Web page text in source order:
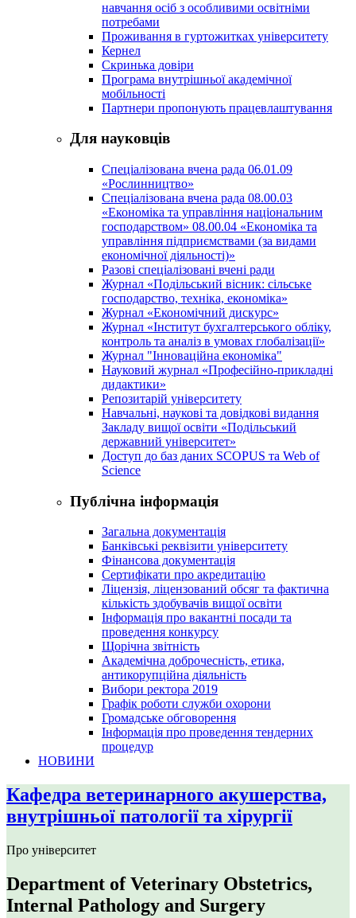
навчання осіб з особливими освітніми
потребами
Проживання в гуртожитках університету
Кернел
Скринька довіри
Програма внутрішньої академічної
мобільності
Партнери пропонують працевлаштування
Для науковців
Спеціалізована вчена рада 06.01.09
«Рослинництво»
Спеціалізована вчена рада 08.00.03
«Економіка та управління національним
господарством» 08.00.04 «Економіка та
управління підприємствами (за видами
економічної діяльності)»
Разові спеціалізовані вчені ради
Журнал «Подільський вісник: сільське
господарство, техніка, економіка»
Журнал «Економічний дискурс»
Журнал «Інститут бухгалтерського обліку,
контроль та аналіз в умовах глобалізації»
Журнал "Інноваційна економіка"
Науковий журнал «Професійно-прикладні
дидактики»
Репозитарій університету
Навчальні, наукові та довідкові видання
Закладу вищої освіти «Подільський
державний університет»
Доступ до баз даних SCOPUS та Web of
Science
Публічна інформація
Загальна документація
Банківські реквізити університету
Фінансова документація
Сертифікати про акредитацію
Ліцензія, ліцензований обсяг та фактична
кількість здобувачів вищої освіти
Інформація про вакантні посади та
проведення конкурсу
Щорічна звітність
Академічна доброчесність, етика,
антикорупційна діяльність
Вибори ректора 2019
Графік роботи служби охорони
Громадське обговорення
Інформація про проведення тендерних
процедур
НОВИНИ
Кафедра ветеринарного акушерства,
внутрішньої патології та хірургії
Про університет
Department of Veterinary Obstetrics,
Internal Pathology and Surgery